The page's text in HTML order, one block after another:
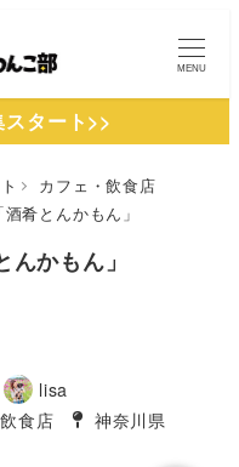
MENU
タート>>
カフェ・飲食店
肴とんかもん」
んかもん」
著
者
lisa
食店
タグ
神奈川県